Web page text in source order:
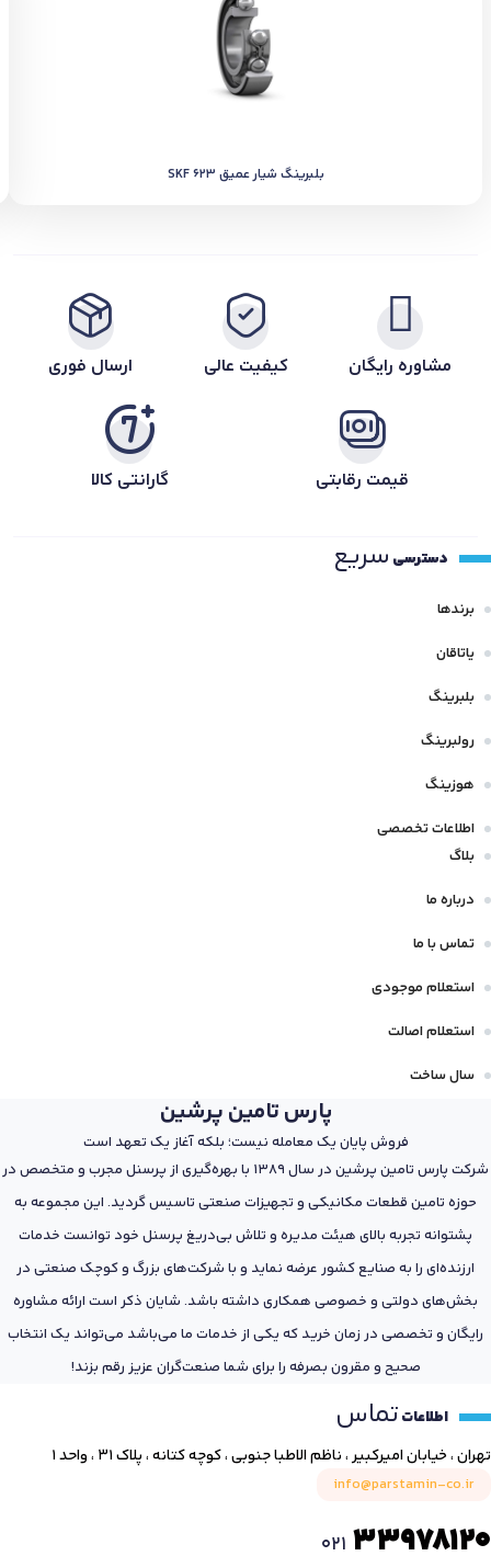
بلبرینگ شیار عمیق SKF 623
مشاوره رایگان کیفیت عالی ارسال فوری
قیمت رقابتی گارانتی کالا
دسترسی سریع
برندها
یاتاقان
بلبرینگ
رولبرینگ
هوزینگ
اطلاعات تخصصی
بلاگ
درباره ما
تماس با ما
استعلام موجودی
استعلام اصالت
سال ساخت
پارس تامین پرشین
فروش پایان یک معامله نیست؛ بلکه آغاز یک تعهد است
شرکت پارس تامین پرشین در سال 1389 با بهره‌گیری از پرسنل مجرب و متخصص در
حوزه تامین قطعات مکانیکی و تجهیزات صنعتی تاسیس گردید. این مجموعه به
پشتوانه تجربه بالای هیئت مدیره و تلاش بی‌دریغ پرسنل خود توانست خدمات
ارزنده‌ای را به صنایع کشور عرضه نماید و با شرکت‌های بزرگ و کوچک صنعتی در
بخش‌های دولتی و خصوصی همکاری داشته باشد. شایان ذکر است ارائه مشاوره
رایگان و تخصصی در زمان خرید که یکی از خدمات ما می‌باشد می‌تواند یک انتخاب
صحیح و مقرون بصرفه را برای شما صنعت‌گران عزیز رقم بزند!
اطلاعاتتماس
تهران ، خیابان امیرکبیر ، ناظم الاطبا جنوبی ، کوچه کتانه ، پلاک ۳۱ ، واحد ۱
info@parstamin-co.ir
021 33978120